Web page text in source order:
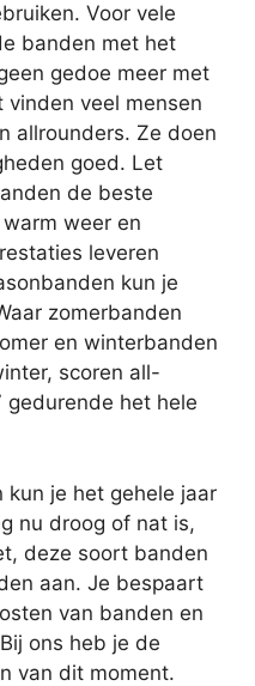
Voor vele
banden met het
gedoe meer met
veel mensen
allrounders. Ze doen
goed. Let
de beste
weer en
leveren
kun je
zomerbanden
en winterbanden
scoren all-
het hele
kun je het gehele jaar
nu droog of nat is,
deze soort banden
aan. Je bespaart
van banden en
ons heb je de
van dit moment.